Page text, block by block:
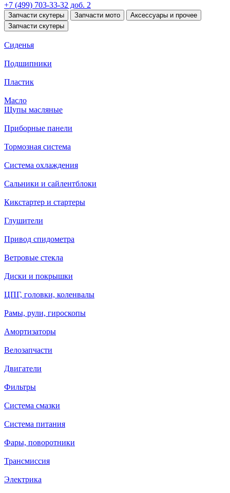
+7 (499) 703-33-32 доб. 2
Запчасти скутеры Запчасти мото
Аксессуары и прочее
Запчасти скутеры
Сиденья
Подшипники
Пластик
Масло
Щупы масляные
Приборные панели
Тормозная система
Система охлаждения
Сальники и сайлентблоки
Кикстартер и стартеры
Глушители
Привод спидометра
Ветровые стекла
Диски и покрышки
ЦПГ, головки, коленвалы
Рамы, рули, гироскопы
Амортизаторы
Велозапчасти
Двигатели
Фильтры
Система смазки
Система питания
Фары, поворотники
Трансмиссия
Электрика